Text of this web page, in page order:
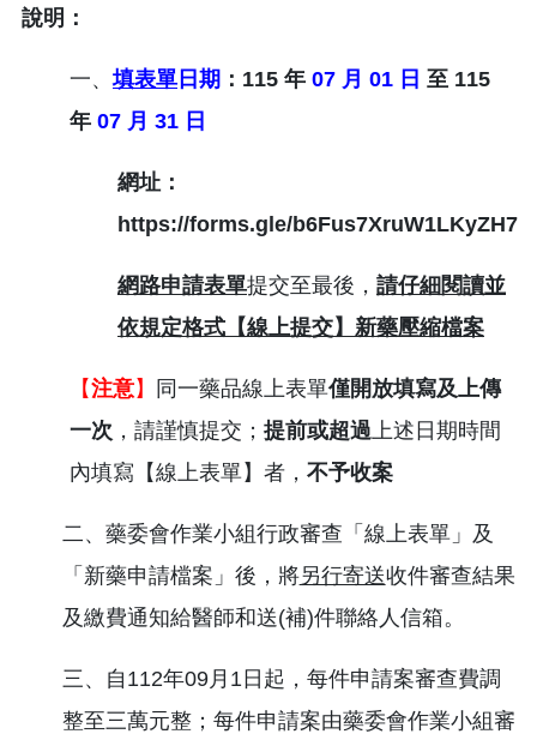
說明：
一、填表單 日期 ： 115 年 07 月 01 日 至 115
年 07 月 31 日
網址：
https://forms.gle/b6Fus7XruW1LKyZH7
網路申請表單提交至最後， 請仔細閱讀並
依規定格式【線上提交】新藥壓縮檔案
【注意】 同一藥品線上表單僅開放填寫及上傳
一次 ，請謹慎提交； 提前或超過 上述日期時間
內填寫【線上表單】者， 不予收案
二、藥委會作業小組行政審查「線上表單」及
「新藥申請檔案」後，將另行寄送收件審查結果
及繳費通知給醫師和送(補)件聯絡人信箱。
三、自112年09月1日起，每件申請案審查費調
整至三萬元整；每件申請案由藥委會作業小組審